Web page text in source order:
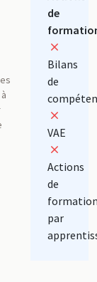
de
Bilans
de
VAE
Actions
de
par